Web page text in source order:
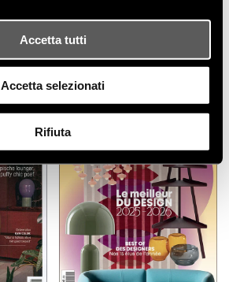
Accetta tutti
Accetta selezionati
Rifiuta
RASSEGNA STAMPA
2025_10 H.O.M.E. _ DE